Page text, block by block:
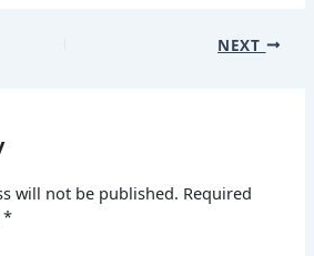
NEXT
will not be published. Required
*